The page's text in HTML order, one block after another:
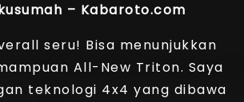
– Kabaroto.com
seru! Bisa menunjukkan
All-New Triton. Saya
teknologi 4x4 yang dibawa